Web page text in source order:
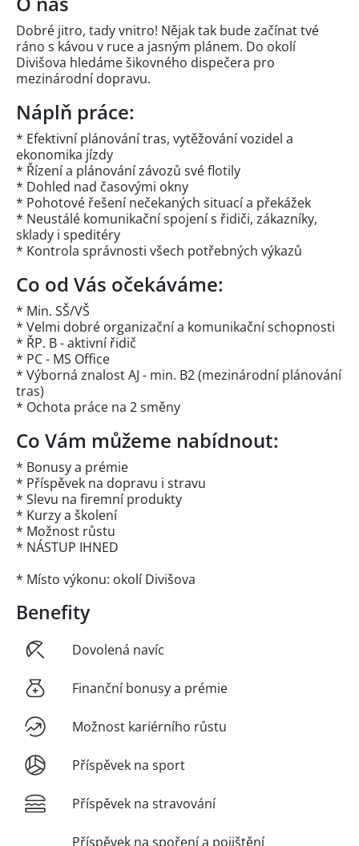
Dobré jitro, tady vnitro! Nějak tak bude začínat tvé
ráno s kávou v ruce a jasným plánem. Do okolí
Divišova hledáme šikovného dispečera pro
mezinárodní dopravu.
Náplň práce:
* Efektivní plánování tras, vytěžování vozidel a
ekonomika jízdy
* Řízení a plánování závozů své flotily
* Dohled nad časovými okny
* Pohotové řešení nečekaných situací a překážek
* Neustálé komunikační spojení s řidiči, zákazníky,
sklady i speditéry
* Kontrola správnosti všech potřebných výkazů
Co od Vás očekáváme:
* Min. SŠ/VŠ
* Velmi dobré organizační a komunikační schopnosti
* ŘP. B - aktivní řidič
* PC - MS Office
* Výborná znalost AJ - min. B2 (mezinárodní plánování
tras)
* Ochota práce na 2 směny
Co Vám můžeme nabídnout:
* Bonusy a prémie
* Příspěvek na dopravu i stravu
* Slevu na firemní produkty
* Kurzy a školení
* Možnost růstu
* NÁSTUP IHNED
* Místo výkonu: okolí Divišova
Benefity
Dovolená navíc
Finanční bonusy a prémie
Možnost kariérního růstu
Příspěvek na sport
Příspěvek na stravování
Příspěvek na spoření a pojištění